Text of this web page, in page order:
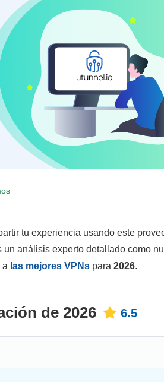
tu experiencia usando este
análisis experto detallado como
a las mejores VPNs para 2026.
de 2026 6.5